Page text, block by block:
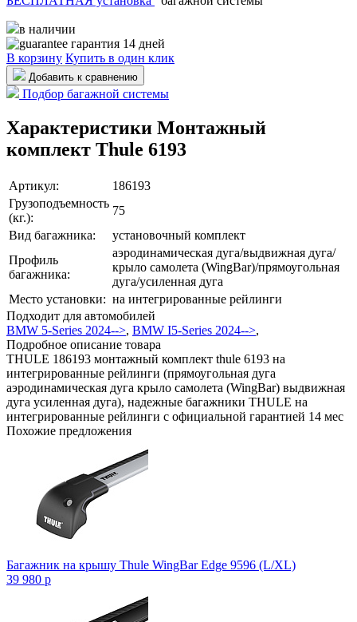
в наличии
гарантия 14 дней
В корзину Купить в один клик
Добавить к сравнению
Подбор багажной системы
Характеристики Монтажный
комплект Thule 6193
Артикул:
186193
Грузоподъемность
(кг.):
75
Вид багажника:
установочный комплект
Профиль
багажника:
аэродинамическая дуга/выдвижная дуга/
крыло самолета (WingBar)/прямоугольная
дуга/усиленная дуга
Место установки: на интегрированные рейлинги
Подходит для автомобилей
BMW 5-Series 2024-->, BMW I5-Series 2024-->,
Подробное описание товара
THULE 186193 монтажный комплект thule 6193 на
интегрированные рейлинги (прямоугольная дуга
аэродинамическая дуга крыло самолета (WingBar) выдвижная
дуга усиленная дуга), надежные багажники THULE на
интегрированные рейлинги с официальной гарантией 14 мес
Похожие предложения
Багажник на крышу Thule WingBar Edge 9596 (L/XL)
39 980 p